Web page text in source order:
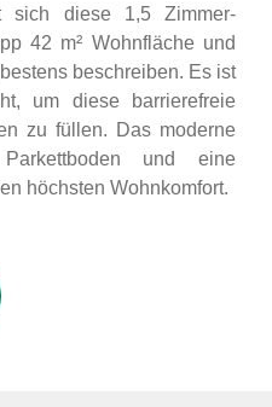
diese 1,5 Zimmer-
42 m² Wohnfläche und
beschreiben. Es ist
um diese barrierefreie
zu füllen. Das moderne
und eine
höchsten Wohnkomfort.